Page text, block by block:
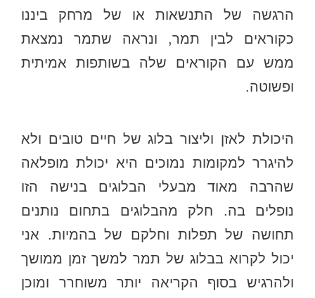
הרגשה של התנשאות או של מרחק ביננו
כקוראים לבין תמר, ונראה שתמר נמצאת
ממש עם הקוראים שלה בשותפות אמיתית
ופשוטה.
היכולת לאזן וליצור בלוג של חיים טובים ולא
להיגרר למקומות נמוכים היא יכולת מופלאה
שהרבה מאוד מבעלי הבלוגים בנישה הזו
נופלים בה. חלק מהבלוגים בתחום נותנים
תחושה של תפלות וחלקם של בהמיות. אני
יכול לקרוא בבלוג של תמר למשך זמן ממושך
ולהרגיש בסוף הקריאה יותר משוחרר ומוכן